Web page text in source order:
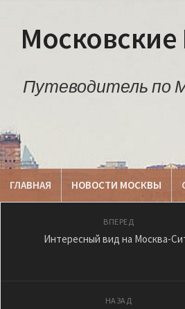
Московские
Путеводитель по
ГЛАВНАЯ НОВОСТИ МОСКВЫ
ВПЕРЕД
Интересный вид на Москва-
НАЗАД